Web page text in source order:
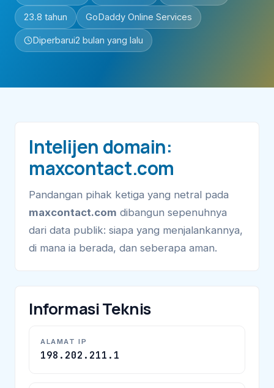
23.8 tahun GoDaddy Online Services
Diperbarui2 bulan yang lalu
Intelijen domain:
maxcontact.com
Pandangan pihak ketiga yang netral pada
maxcontact.com dibangun sepenuhnya
dari data publik: siapa yang menjalankannya,
di mana ia berada, dan seberapa aman.
Informasi Teknis
ALAMAT IP
198.202.211.1